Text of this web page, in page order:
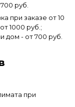
руб.
при заказе от 10
1000 руб.;
дом - от 700 руб.
при